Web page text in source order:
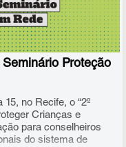
Proteção
no Recife, o “2º
Crianças e
para conselheiros
do sistema de